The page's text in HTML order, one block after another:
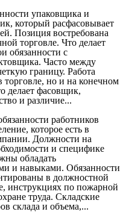
упаковщика и
который расфасовывает
Позиция востребована
торговле. Что делает
обязанности с
Часто между
границу. Работа
торговле, но и на конечном
делает фасовщик,
и различие...
работников
которое есть в
Должности на
и специфике
обладать
и навыками. Обязанности
в должностной
инструкциях по пожарной
труда. Складские
склада и объема,...